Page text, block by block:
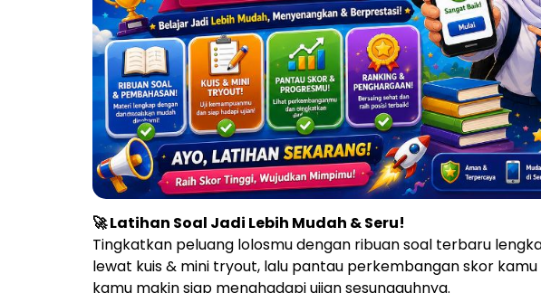
🚀 Latihan Soal Jadi Lebih Mudah & Seru!
Tingkatkan peluang lolosmu dengan ribuan soal terbaru
lewat kuis & mini tryout, lalu pantau perkembangan skor
kamu makin siap menghadapi ujian sesungguhnya.